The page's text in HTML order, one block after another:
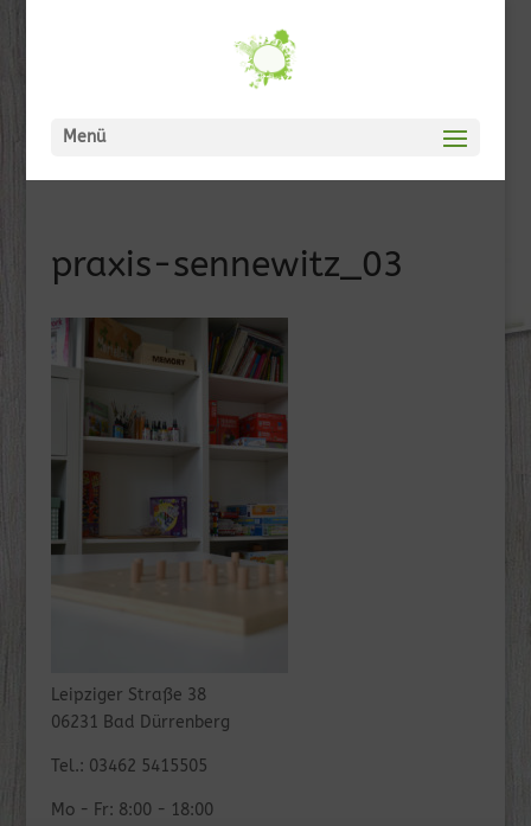
Menü
praxis-sennewitz_03
Leipziger Straße 38
06231 Bad Dürrenberg
Tel.: 03462 5415505
Mo - Fr: 8:00 - 18:00